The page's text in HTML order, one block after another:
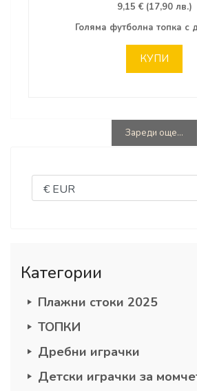
9,15 € (17,90 лв.)
Голяма футболна топка с
КУПИ
Зареди още...
Категории
Плажни стоки 2025
ТОПКИ
Дребни играчки
Детски играчки за